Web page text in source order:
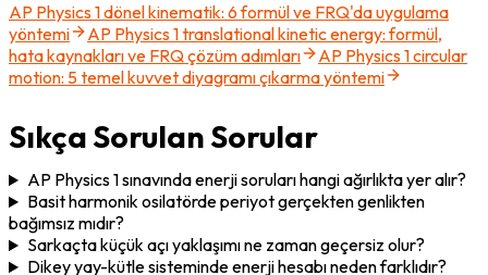
AP Physics 1 dönel kinematik: 6 formül ve FRQ'da uygulama
yöntemi
AP Physics 1 translational kinetic energy: formül,
hata kaynakları ve FRQ çözüm adımları
AP Physics 1 circular
motion: 5 temel kuvvet diyagramı çıkarma yöntemi
Sıkça Sorulan Sorular
AP Physics 1 sınavında enerji soruları hangi ağırlıkta yer alır?
Basit harmonik osilatörde periyot gerçekten genlikten
bağımsız mıdır?
Sarkaçta küçük açı yaklaşımı ne zaman geçersiz olur?
Dikey yay-kütle sisteminde enerji hesabı neden farklıdır?